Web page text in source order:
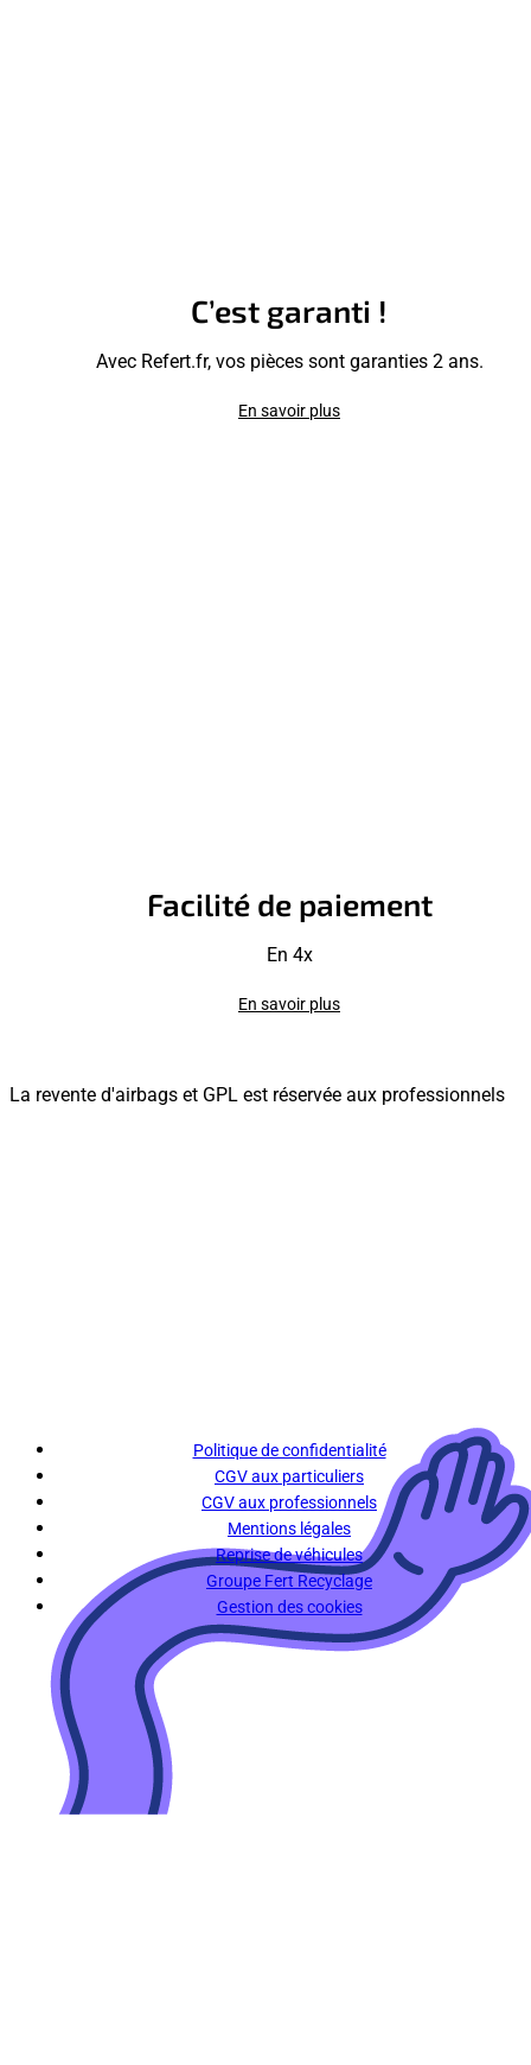
C’est garanti !
Avec Refert.fr, vos pièces sont garanties 2 ans.
En savoir plus
Facilité de paiement
En 4x
En savoir plus
La revente d'airbags et GPL est réservée aux professionnels
Politique de confidentialité
CGV aux particuliers
CGV aux professionnels
Mentions légales
Reprise de véhicules
Groupe Fert Recyclage
Gestion des cookies